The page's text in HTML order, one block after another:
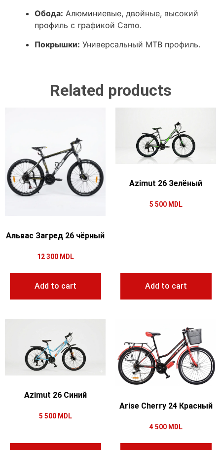
Обода: Алюминиевые, двойные, высокий
профиль с графикой Camo.
Покрышки: Универсальный MTB профиль.
Related products
Альвас Загред 26 чёрный
12 300 MDL
Add to cart
Azimut 26 Зелёный
5 500 MDL
Add to cart
Azimut 26 Синий
5 500 MDL
Arise Cherry 24 Красный
4 500 MDL